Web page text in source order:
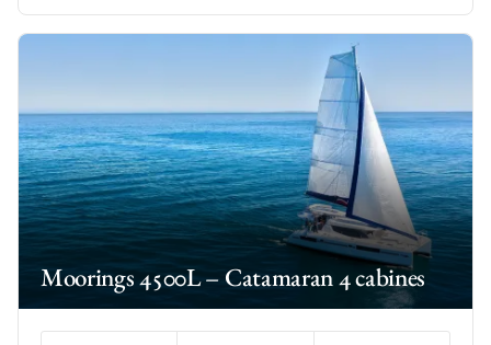
Moorings 4500L – Catamaran 4 cabines